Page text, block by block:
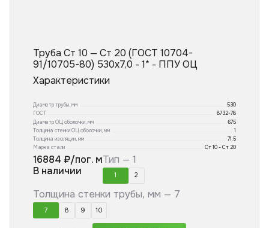
Труба Ст 10 — Ст 20 (ГОСТ 10704-
91/10705-80) 530x7,0 - 1* - ППУ ОЦ
Характеристики
Диаметр трубы, мм
530
ГОСТ
8732-78
Диаметр ОЦ оболочки, мм
675
Толщина стенки ОЦ оболочки, мм
1
Толщина изоляции, мм
71.5
Марка стали
Ст 10 - Ст 20
16884 ₽/пог. м
В наличии
Тип — 1
1 2
Толщина стенки трубы, мм — 7
7 8 9 10